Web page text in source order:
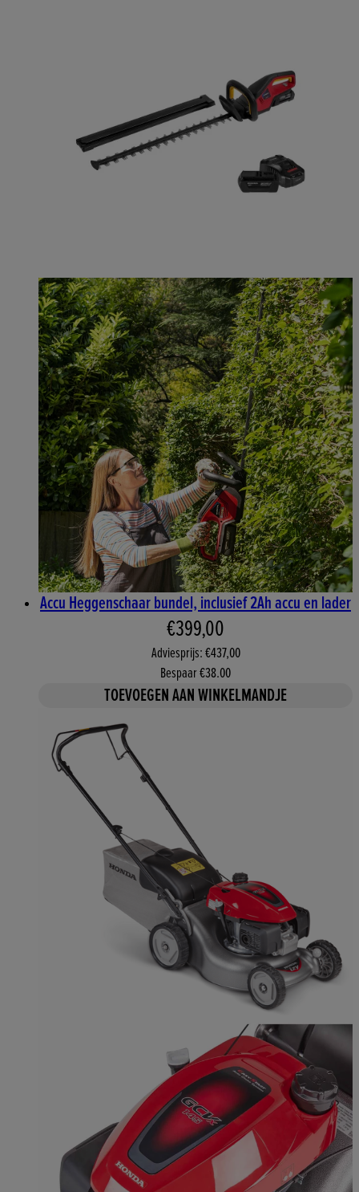
Accu Heggenschaar bundel, inclusief 2Ah accu en lader
Huidige prijs: €399,00.
€399,00
Adviesprijs: €437,00
Bespaar €38.00
TOEVOEGEN AAN WINKELMANDJE